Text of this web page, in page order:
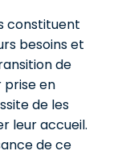
constituent
besoins et
de
prise en
de les
leur accueil.
de ce